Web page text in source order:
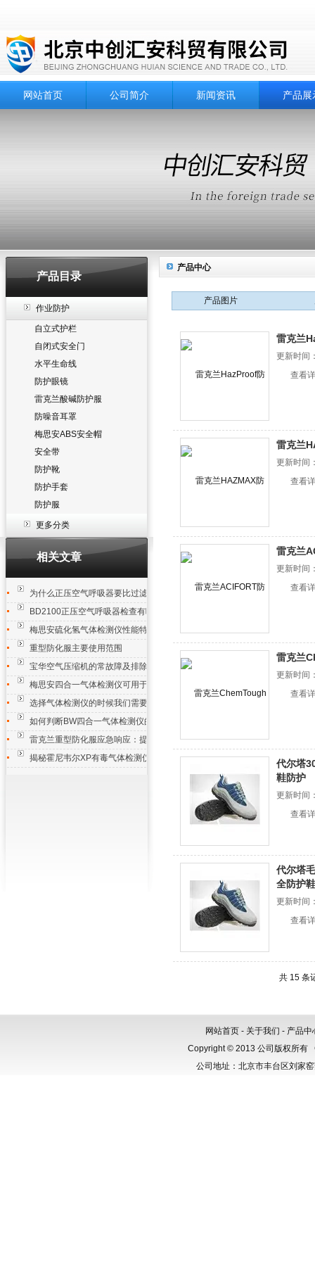
网站首页 公司简介 新闻资讯 产品展
产品目录
作业防护
自立式护栏
自闭式安全门
水平生命线
防护眼镜
雷克兰酸碱防护服
防噪音耳罩
梅思安ABS安全帽
安全带
防护靴
防护手套
防护服
更多分类
相关文章
为什么正压空气呼吸器要比过滤式防毒面具更能够确保呼吸安全呢？
BD2100正压空气呼吸器检查有哪些项目?
梅思安硫化氢气体检测仪性能特点
重型防化服主要使用范围
宝华空气压缩机的常故障及排除方法
梅思安四合一气体检测仪可用于监测多种有害气体的场合
选择气体检测仪的时候我们需要注意哪些方面
如何判断BW四合一气体检测仪的性能好坏？
雷克兰重型防化服应急响应：提升救援效率，保障任务成功
揭秘霍尼韦尔XP有毒气体检测仪的技术特点
产品中心
产品图片
雷克兰
更新时间
查看
雷克兰
更新时间
查看
雷克兰
更新时间
查看
雷克兰
更新时间
查看
代尔塔
鞋防护
更新时间
查看
代尔塔
全防护鞋
更新时间
查看
共 15 条
网站首页 - 关于我们 - 产品中
Copyright © 2013 公司版权所有
公司地址：北京市丰台区刘家